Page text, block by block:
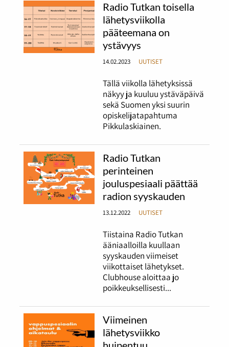
Radio Tutkan toisella
lähetysviikolla
pääteemana on
ystävyys
14.02.2023 UUTISET
Tällä viikolla lähetyksissä
näkyy ja kuuluu ystäväpäivä
sekä Suomen yksi suurin
opiskelijatapahtuma
Pikkulaskiainen.
Radio Tutkan
perinteinen
jouluspesiaali päättää
radion syyskauden
13.12.2022 UUTISET
Tiistaina Radio Tutkan
ääniaalloilla kuullaan
syyskauden viimeiset
viikottaiset lähetykset.
Clubhouse aloittaa jo
poikkeuksellisesti...
Viimeinen
lähetysviikko